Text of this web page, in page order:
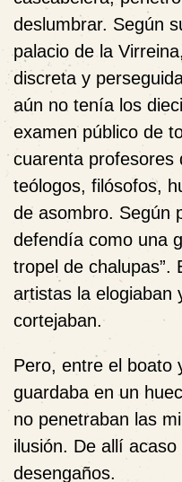
deslumbrar. Según
palacio de la
discreta y
aún no tenía los
examen público de
cuarenta profesores
teólogos, filósofos,
de asombro. Según
defendía como una
tropel de chalupas”.
artistas la elogiaban
cortejaban.
Pero, entre el boato
guardaba en un
no penetraban las
ilusión. De allí
desengaños.